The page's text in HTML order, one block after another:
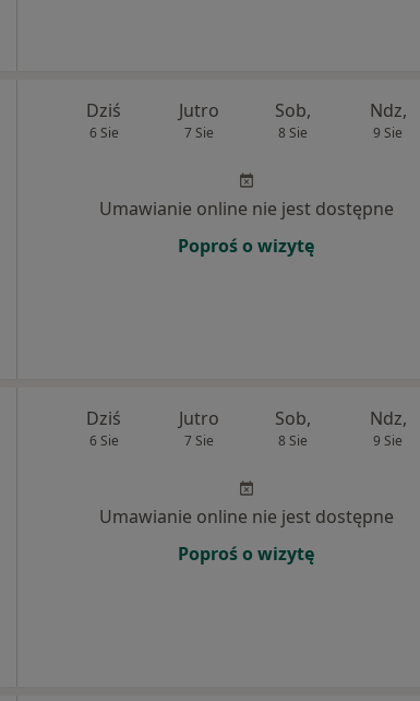
Dziś
6 Sie
Jutro
7 Sie
Sob,
8 Sie
Ndz,
9 Sie
Umawianie online nie jest dostępne
Poproś o wizytę
Dziś
6 Sie
Jutro
7 Sie
Sob,
8 Sie
Ndz,
9 Sie
Umawianie online nie jest dostępne
Poproś o wizytę